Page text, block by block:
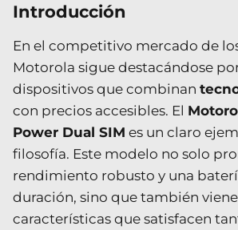
Introducción
En el competitivo mercado de
Motorola sigue destacándose
dispositivos que combinan
con precios accesibles. El
Power Dual SIM es un claro
filosofía. Este modelo no solo
rendimiento robusto y una
duración, sino que también
características que satisfacen